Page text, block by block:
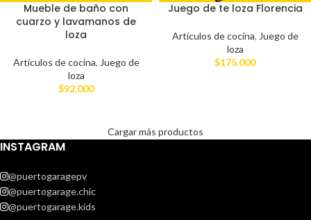
Mueble de baño con
cuarzo y lavamanos de
loza
Artículos de cocina, Juego de
loza
$92.000
Juego de te loza Florencia
Artículos de cocina, Juego de
loza
$175.000
Cargar más productos
INSTAGRAM
@puertogaragepv
@puertogarage.chic
@puertogarage.kids